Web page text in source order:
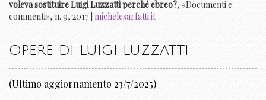
voleva sostituire Luigi Luzzatti perché ebreo?, «Documenti e
commenti», n. 9, 2017 | michelesarfatti.it
OPERE DI LUIGI LUZZATTI
(Ultimo aggiornamento 23/7/2025)